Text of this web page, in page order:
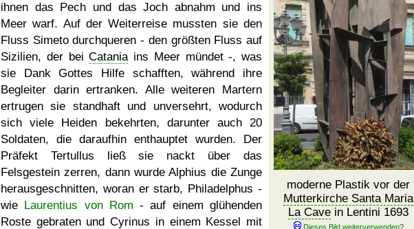
moderne Plastik vor der
Mutterkirche Santa Maria
La Cavein Lentini 1693
ihnen das Pech und das Joch abnahm und ins
Meer warf. Auf der Weiterreise mussten sie den
Fluss Simeto durchqueren - den größten Fluss auf
Sizilien, der beiCataniains Meer mündet -, was
sie Dank Gottes Hilfe schafften, während ihre
Begleiter darin ertranken. Alle weiteren Martern
ertrugen sie standhaft und unversehrt, wodurch
sich viele Heiden bekehrten, darunter auch 20
Soldaten, die daraufhin enthauptet wurden. Der
Präfekt Tertullus ließ sie nackt über das
Felsgestein zerren, dann wurde Alphius die Zunge
herausgeschnitten, woran er starb, Philadelphus -
wie Laurentius von Rom - auf einem glühenden
Roste gebraten und Cyrinus in einem Kessel mit